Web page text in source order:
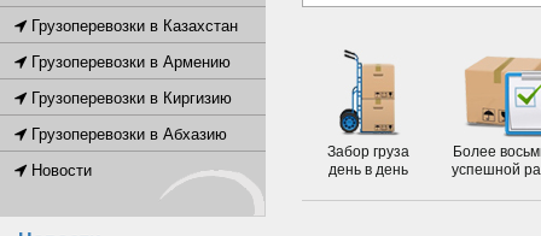
Забор груза
день в день
Более
успешной
Грузоперевозки в Казахстан
Грузоперевозки в Армению
Грузоперевозки в Киргизию
Грузоперевозки в Абхазию
Новости